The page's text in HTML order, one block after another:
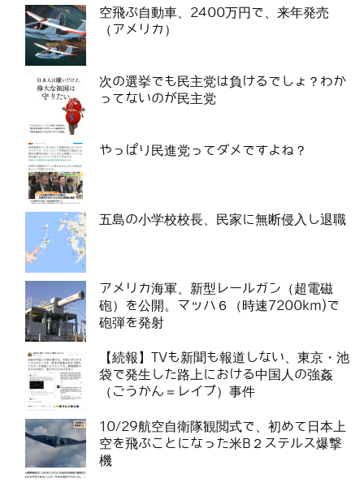
空飛ぶ自動車、2400万円で、来年発売
（アメリカ）
次の選挙でも民主党は負けるでしょ？わか
ってないのが民主党
やっぱり民進党ってダメですよね？
五島の小学校校長、民家に無断侵入し退職
アメリカ海軍、新型レールガン（超電磁
砲）を公開。マッハ６（時速7200km)で
砲弾を発射
【続報】TVも新聞も報道しない、東京・池
袋で発生した路上における中国人の強姦
（ごうかん＝レイプ）事件
10/29航空自衛隊観閲式で、初めて日本上
空を飛ぶことになった米B２ステルス爆撃
機